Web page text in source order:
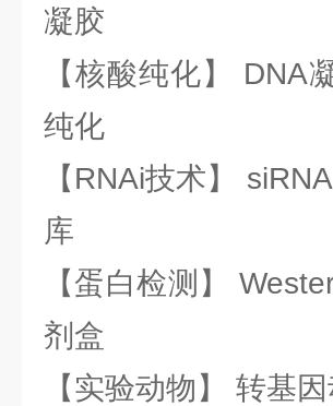
凝胶
【核酸纯化】 DNA
纯化
【RNAi技术】
库
【蛋白检测】
剂盒
【实验动物】 转基